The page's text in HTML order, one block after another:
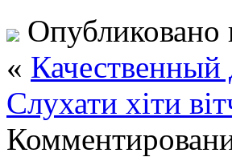
Опубликовано
«
Слухати хіти